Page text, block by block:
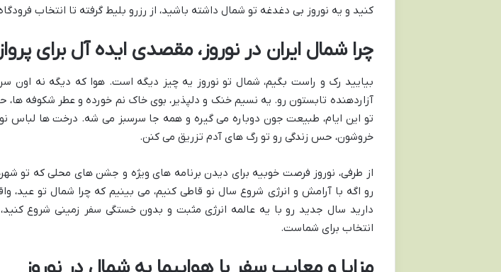
کنید و یه نوروز بی دغدغه تو شمال داشته باشید، از رزرو بلیط گرفته تا انتخاب
چرا شمال ایران در نوروز، مقصدی ایده آل برای
بیایید رک و راست بگیم، شمال تو نوروز یه چیز دیگه است. هوا که دیگه نه اون
آزاردهنده تابستون رو. یه نسیم خنک و دلپذیر، بوی خاک نم خورده و عطر شکوفه
تو این ایام، طبیعت جون دوباره می گیره و همه جا سرسبز می شه. درخت ها لباس
خروشون، حس زندگی رو تو رگ های آدم تزریق می کنن.
از طرفی، نوروز فرصت خوبیه برای دیدن برنامه های ویژه و جشن های محلی که تو
رو اگه با آرامش و انرژی شروع سال نو قاطی کنیم، می بینیم که چرا شمال تو عید،
دارید سال جدید رو با یه عالمه انرژی مثبت و بدون خستگی سفر زمینی شروع کنید،
انتخاب برای شماست.